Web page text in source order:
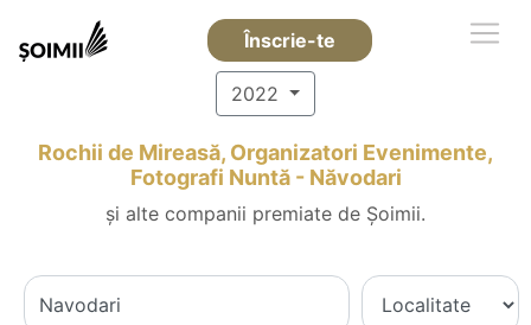
Înscrie-te
2022
Rochii de Mireasă, Organizatori Evenimente,
Fotografi Nuntă - Năvodari
și alte companii premiate de Șoimii.